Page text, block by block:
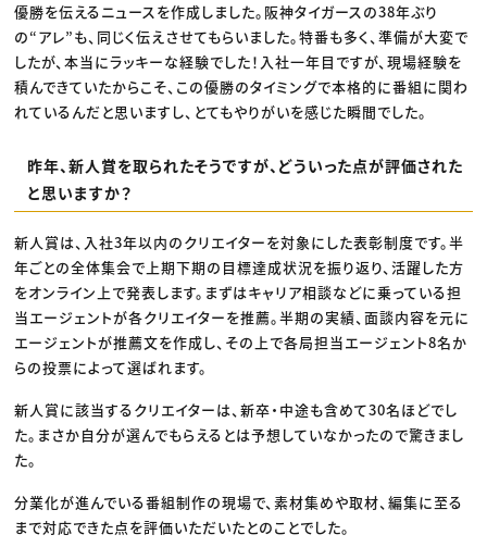
優勝を伝えるニュースを作成しました。阪神タイガースの38年ぶり
の“アレ”も、同じく伝えさせてもらいました。特番も多く、準備が大変で
したが、本当にラッキーな経験でした！入社一年目ですが、現場経験を
積んできていたからこそ、この優勝のタイミングで本格的に番組に関わ
れているんだと思いますし、とてもやりがいを感じた瞬間でした。
昨年、新人賞を取られたそうですが、どういった点が評価された
と思いますか？
新人賞は、入社3年以内のクリエイターを対象にした表彰制度です。半
年ごとの全体集会で上期下期の目標達成状況を振り返り、活躍した方
をオンライン上で発表します。まずはキャリア相談などに乗っている担
当エージェントが各クリエイターを推薦。半期の実績、面談内容を元に
エージェントが推薦文を作成し、その上で各局担当エージェント8名か
らの投票によって選ばれます。
新人賞に該当するクリエイターは、新卒・中途も含めて30名ほどでし
た。まさか自分が選んでもらえるとは予想していなかったので驚きまし
た。
分業化が進んでいる番組制作の現場で、素材集めや取材、編集に至る
まで対応できた点を評価いただいたとのことでした。